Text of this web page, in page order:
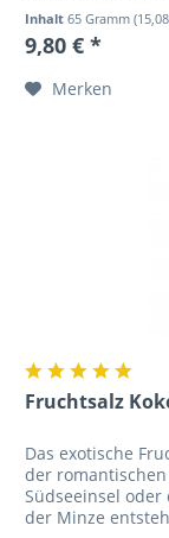
Inhalt65 Gramm
9,80 € *
Merken
Fruchtsalz
Das exotische
der
Südseeinsel oder
der Minze